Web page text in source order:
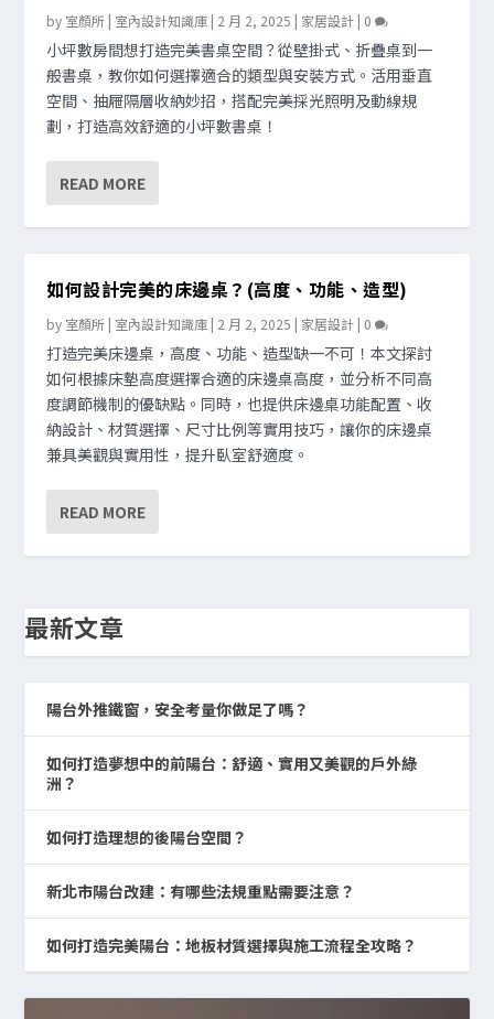
by 室顏所 | 室內設計知識庫 | 2 月 2, 2025 | 家居設計 | 0
小坪數房間想打造完美書桌空間？從壁掛式、折疊桌到一
般書桌，教你如何選擇適合的類型與安裝方式。活用垂直
空間、抽屜隔層收納妙招，搭配完美採光照明及動線規
劃，打造高效舒適的小坪數書桌！
READ MORE
如何設計完美的床邊桌？(高度、功能、造型)
by 室顏所 | 室內設計知識庫 | 2 月 2, 2025 | 家居設計 | 0
打造完美床邊桌，高度、功能、造型缺一不可！本文探討
如何根據床墊高度選擇合適的床邊桌高度，並分析不同高
度調節機制的優缺點。同時，也提供床邊桌功能配置、收
納設計、材質選擇、尺寸比例等實用技巧，讓你的床邊桌
兼具美觀與實用性，提升臥室舒適度。
READ MORE
最新文章
陽台外推鐵窗，安全考量你做足了嗎？
如何打造夢想中的前陽台：舒適、實用又美觀的戶外綠
洲？
如何打造理想的後陽台空間？
新北市陽台改建：有哪些法規重點需要注意？
如何打造完美陽台：地板材質選擇與施工流程全攻略？